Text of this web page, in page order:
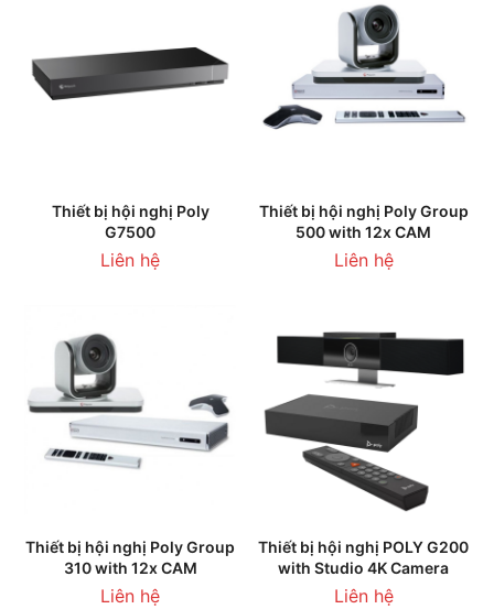
Thiết bị hội nghị Poly
G7500
Liên hệ
Thiết bị hội nghị Poly Group
500 with 12x CAM
Liên hệ
Thiết bị hội nghị Poly Group
310 with 12x CAM
Liên hệ
Thiết bị hội nghị POLY G200
with Studio 4K Camera
Liên hệ